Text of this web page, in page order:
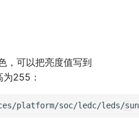
，可以把亮度值写到
255：